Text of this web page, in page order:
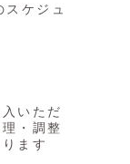
ケジュ
いただ
・調整
ます